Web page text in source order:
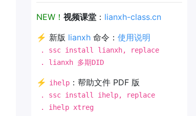
NEW！ 视频课堂 ： lianxh-class.cn
⚡ 新版 lianxh 命令： 使用说明
. ssc install lianxh, replace
. lianxh 多期DID
⚡ ihelp ：帮助文件 PDF 版
. ssc install ihelp, replace
. ihelp xtreg